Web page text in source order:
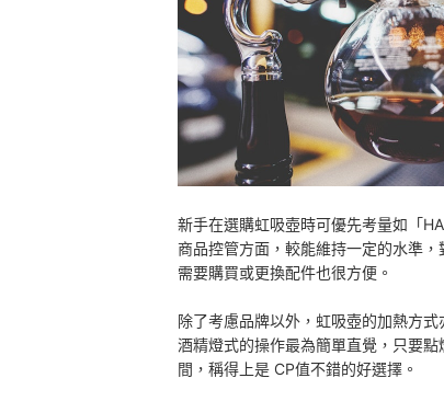
新手在選購虹吸壺時可優先考量如「
商品控管方面，較能維持一定的水準
需要購買或更換配件也很方便。
除了考慮品牌以外，虹吸壺的加熱方
酒精燈式的操作最為簡單直覺，只要
間，稱得上是 CP值不錯的好選擇。